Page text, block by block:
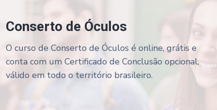
Conserto de Óculos
O curso de Conserto de Óculos é online, grátis e
conta com um Certificado de Conclusão opcional,
válido em todo o território brasileiro.